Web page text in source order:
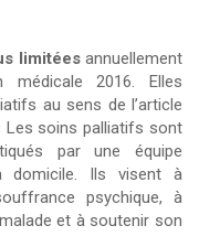
limitées annuellement
2016. Elles
au sens de l’article
Les soins palliatifs sont
par une équipe
domicile. Ils visent à
psychique, à
et à soutenir son